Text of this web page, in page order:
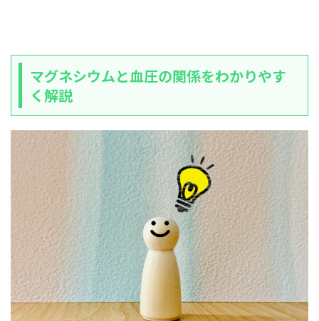
マグネシウムと血圧の関係をわかりやす
く解説